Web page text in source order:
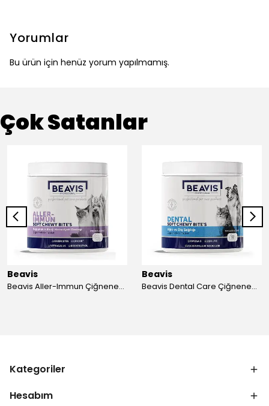
Yorumlar
Bu ürün için henüz yorum yapılmamış.
Çok Satanlar
Beavis
Beavis Aller-Immun Çiğnenebilir Tablet 105 gr - 3 Adet
Beavis
Beavis Dental Care Çiğnenebilir Tablet 105 gr - 3 Adet
Kategoriler
Hesabım